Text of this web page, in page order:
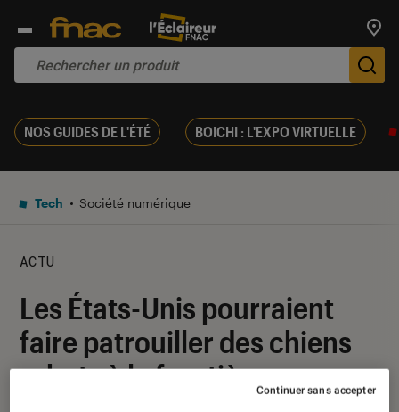
NOS GUIDES DE L'ÉTÉ BOICHI : L'EXPO VIRTUELLE
Tech Société numérique
ACTU
Les États-Unis pourraient
faire patrouiller des chiens
robots à la frontièreContinuer sans accepter